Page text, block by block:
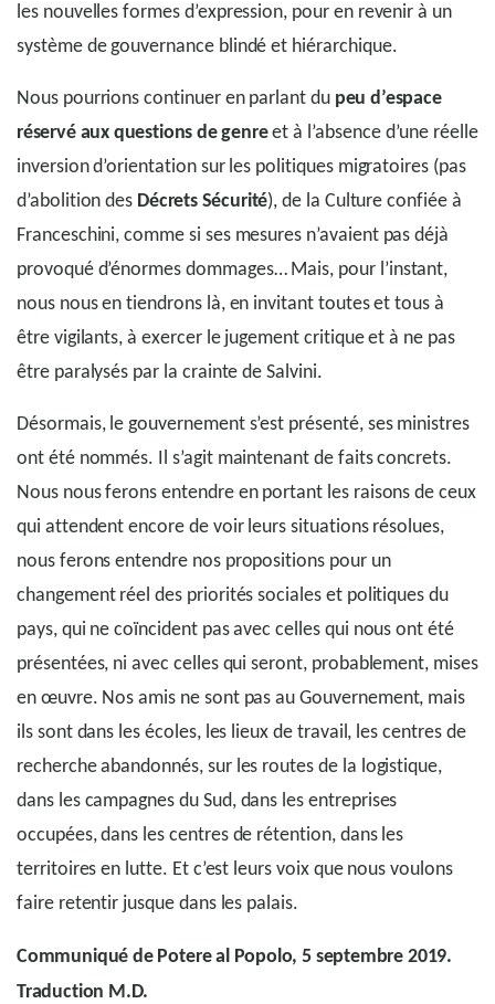
les nouvelles formes d’expression, pour en revenir à un
système de gouvernance blindé et hiérarchique.
Nous pourrions continuer en parlant du peu d’espace
réservé aux questions de genreet à l’absence d’une réelle
inversion d’orientation sur les politiques migratoires (pas
d’abolition des Décrets Sécurité), de la Culture confiée à
Franceschini, comme si ses mesures n’avaient pas déjà
provoqué d’énormes dommages… Mais, pour l’instant,
nous nous en tiendrons là, en invitant toutes et tous à
être vigilants, à exercer le jugement critique et à ne pas
être paralysés par la crainte de Salvini.
Désormais, le gouvernement s’est présenté, ses ministres
ont été nommés. Il s’agit maintenant de faits concrets.
Nous nous ferons entendre en portant les raisons de ceux
qui attendent encore de voir leurs situations résolues,
nous ferons entendre nos propositions pour un
changement réel des priorités sociales et politiques du
pays, qui ne coïncident pas avec celles qui nous ont été
présentées, ni avec celles qui seront, probablement, mises
en œuvre. Nos amis ne sont pas au Gouvernement, mais
ils sont dans les écoles, les lieux de travail, les centres de
recherche abandonnés, sur les routes de la logistique,
dans les campagnes du Sud, dans les entreprises
occupées, dans les centres de rétention, dans les
territoires en lutte. Et c’est leurs voix que nous voulons
faire retentir jusque dans les palais.
Communiqué de Potere al Popolo, 5 septembre 2019.
Traduction M.D.